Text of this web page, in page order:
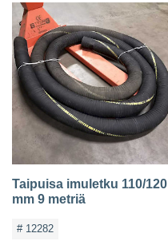
Taipuisa imuletku 110/120
mm 9 metriä
# 12282